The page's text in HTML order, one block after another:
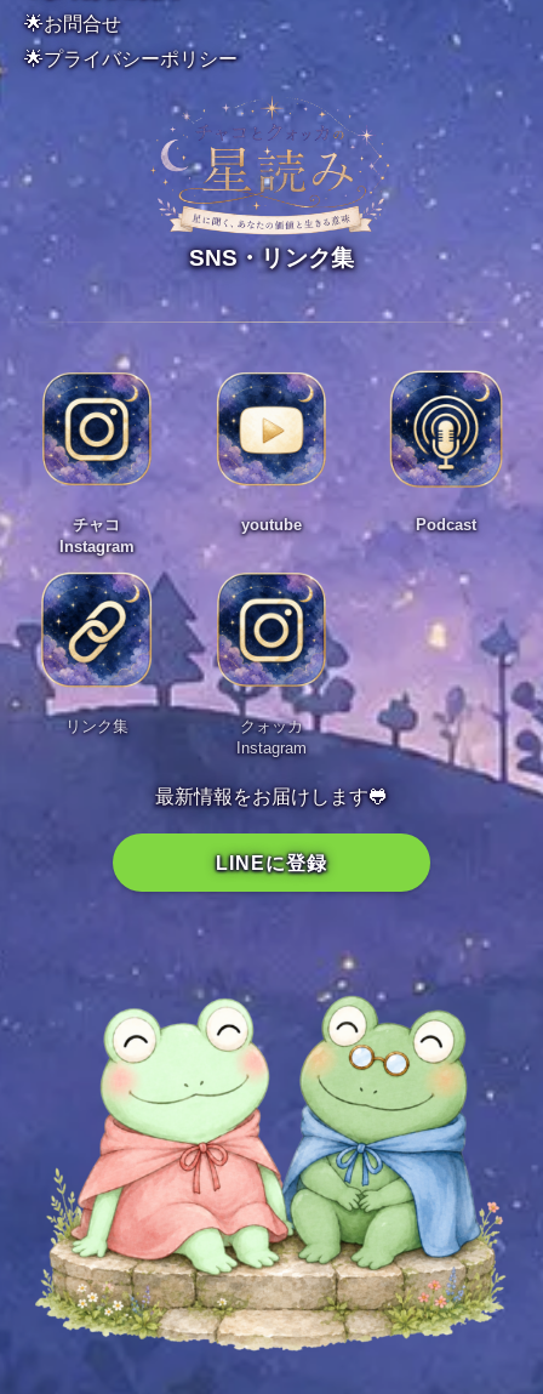
🌟お問合せ
🌟プライバシーポリシー
SNS・リンク集
チャコ
Instagram
youtube Podcast
リンク集
クォッカ
Instagram
最新情報をお届けします🐸
LINEに登録